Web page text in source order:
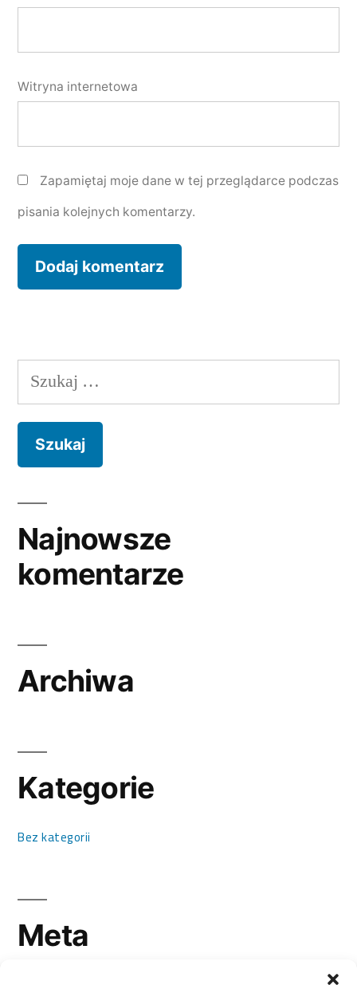
Witryna internetowa
Zapamiętaj moje dane w tej przeglądarce podczas
pisania kolejnych komentarzy.
Najnowsze
komentarze
Archiwa
Kategorie
Bez kategorii
Meta